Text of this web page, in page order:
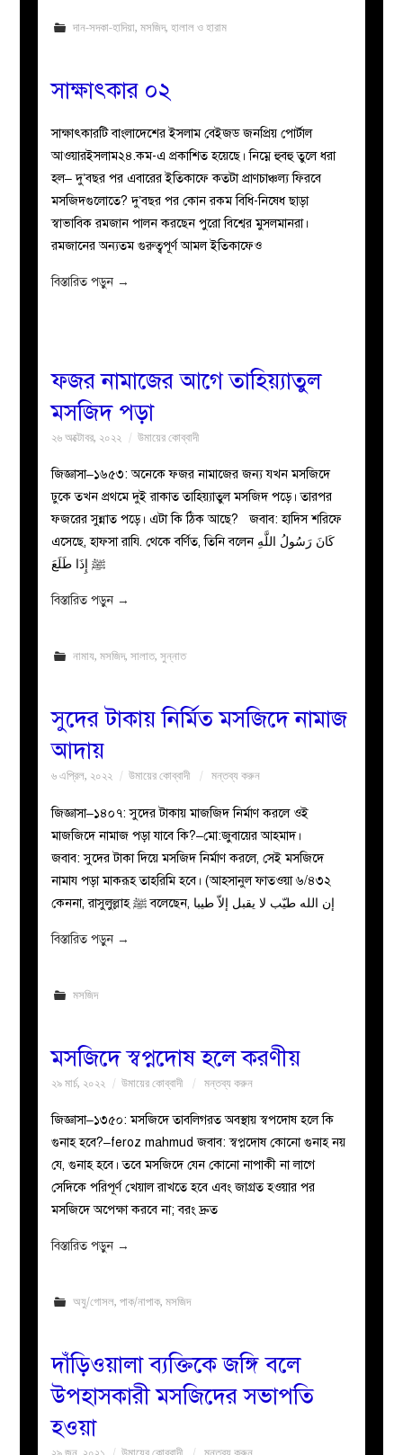
দান-সদকা-হাদিয়া, মসজিদ, হালাল ও হারাম
সাক্ষাৎকার ০২
সাক্ষাৎকারটি বাংলাদেশের ইসলাম বেইজড জনপ্রিয় পোর্টাল
আওয়ারইসলাম২৪.কম-এ প্রকাশিত হয়েছে। নিম্নে হুবহু তুলে ধরা
হল– দু’বছর পর এবারের ইতিকাফে কতটা প্রাণচাঞ্চল্য ফিরবে
মসজিদগুলোতে? দু’বছর পর কোন রকম বিধি-নিষেধ ছাড়া
স্বাভাবিক রমজান পালন করছেন পুরো বিশ্বের মুসলমানরা।
রমজানের অন্যতম গুরুত্বপূর্ণ আমল ইতিকাফেও
বিস্তারিত পড়ুন →
ফজর নামাজের আগে তাহিয়্যাতুল
মসজিদ পড়া
২৬ অক্টোবর, ২০২২ উমায়ের কোব্বাদী
জিজ্ঞাসা–১৬৫৩: অনেকে ফজর নামাজের জন্য যখন মসজিদে
ঢুকে তখন প্রথমে দুই রাকাত তাহিয়্যাতুল মসজিদ পড়ে। তারপর
ফজরের সুন্নাত পড়ে। এটা কি ঠিক আছে? জবাব: হাদিস শরিফে
এসেছে, হাফসা রাযি. থেকে বর্ণিত, তিনি বলেন كَانَ رَسُولُ اللَّهِ
ﷺ إِذَا طَلَعَ
বিস্তারিত পড়ুন →
নামায, মসজিদ, সালাত, সুন্নাত
সুদের টাকায় নির্মিত মসজিদে নামাজ
আদায়
৬ এপ্রিল, ২০২২ উমায়ের কোব্বাদী মন্তব্য করুন
জিজ্ঞাসা–১৪০৭: সুদের টাকায় মাজজিদ নির্মাণ করলে ওই
মাজজিদে নামাজ পড়া যাবে কি?–মো:জুবায়ের আহমাদ।
জবাব: সুদের টাকা দিয়ে মসজিদ নির্মাণ করলে, সেই মসজিদে
নামায পড়া মাকরূহ তাহরিমি হবে। (আহসানুল ফাতওয়া ৬/৪৩২
কেননা, রাসুলুল্লাহ ﷺ বলেছেন, إن الله طیّب لا یقبل إلاّ طیبا
বিস্তারিত পড়ুন →
মসজিদ
মসজিদে স্বপ্নদোষ হলে করণীয়
২৯ মার্চ, ২০২২ উমায়ের কোব্বাদী মন্তব্য করুন
জিজ্ঞাসা–১৩৫০: মসজিদে তাবলিগরত অবস্থায় স্বপদোষ হলে কি
গুনাহ হবে?–feroz mahmud জবাব: স্বপ্নদোষ কোনো গুনাহ নয়
যে, গুনাহ হবে। তবে মসজিদে যেন কোনো নাপাকী না লাগে
সেদিকে পরিপূর্ণ খেয়াল রাখতে হবে এবং জাগ্রত হওয়ার পর
মসজিদে অপেক্ষা করবে না; বরং দ্রুত
বিস্তারিত পড়ুন →
অযু/গোসল, পাক/নাপাক, মসজিদ
দাঁড়িওয়ালা ব্যক্তিকে জঙ্গি বলে
উপহাসকারী মসজিদের সভাপতি
হওয়া